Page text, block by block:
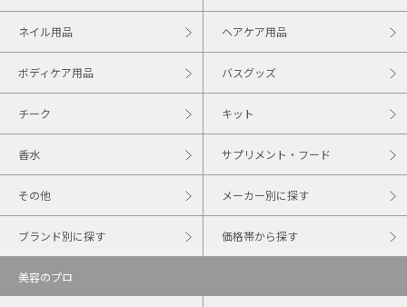
ネイル用品 ヘアケア用品
ボディケア用品 バスグッズ
チーク キット
香水 サプリメント・フード
その他 メーカー別に探す
ブランド別に探す 価格帯から探す
美容のプロ